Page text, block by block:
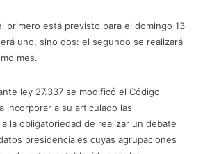
primero está previsto para el domingo 13
uno, sino dos: el segundo se realizará
mes.
ley 27.337 se modificó el Código
incorporar a su articulado las
la obligatoriedad de realizar un debate
presidenciales cuyas agrupaciones